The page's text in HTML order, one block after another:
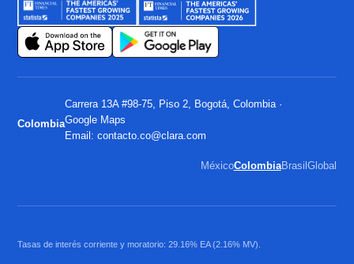
Colombia
Carrera 13A #98-75, Piso 2, Bogotá, Colombia ·
Google Maps
Email:contacto.co@clara.com
MéxicoColombiaBrasil Global
Tasas de interés corriente y moratorio: 29.16% EA (2.16% MV).